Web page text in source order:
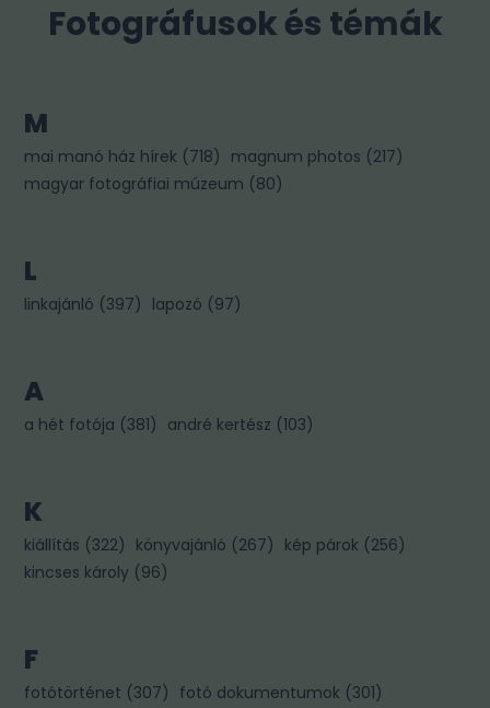
Fotográfusok és témák
M
mai manó ház hírek (718) magnum photos (217)
magyar fotográfiai múzeum (80)
L
linkajánló (397) lapozó (97)
A
a hét fotója (381) andré kertész (103)
K
kiállítás (322) könyvajánló (267) kép párok (256)
kincses károly (96)
F
fotótörténet (307) fotó dokumentumok (301)